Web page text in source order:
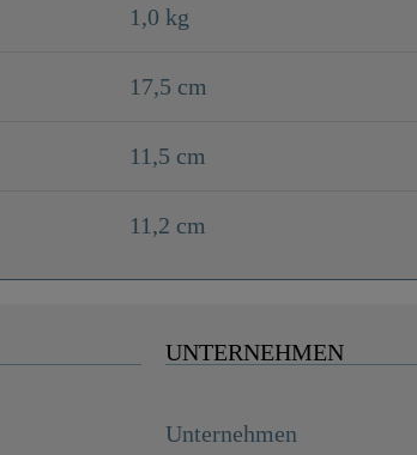
1,0 kg
17,5 cm
11,5 cm
11,2 cm
UNTERNEHMEN
Unternehmen